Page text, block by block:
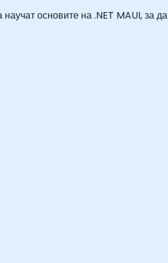
основите на .NET MAUI, за да